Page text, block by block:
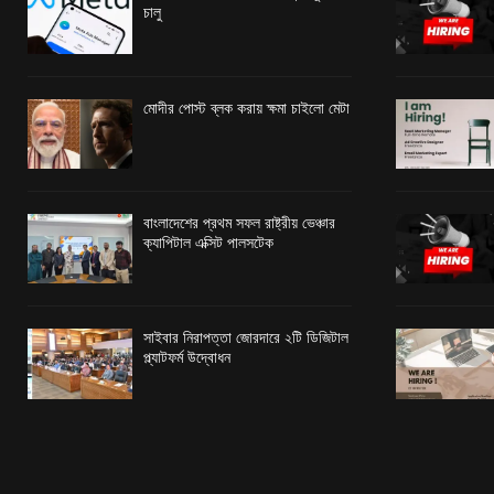
চালু
মোদীর পোস্ট ব্লক করায় ক্ষমা চাইলো মেটা
বাংলাদেশের প্রথম সফল রাষ্ট্রীয় ভেঞ্চার
ক্যাপিটাল এক্সিট পালসটেক
সাইবার নিরাপত্তা জোরদারে ২টি ডিজিটাল
প্ল্যাটফর্ম উদ্বোধন